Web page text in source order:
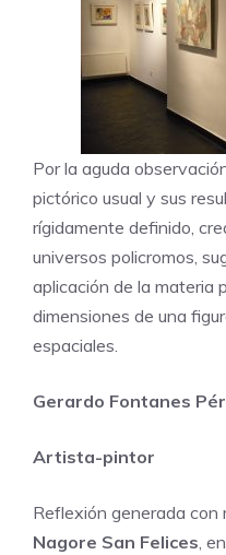
Por la aguda
pictórico usual y sus
rígidamente definido,
universos policromos,
aplicación de la materia
dimensiones de una
espaciales.
Gerardo Fontanes
Artista-pintor
Reflexión generada con
Nagore San Felices,